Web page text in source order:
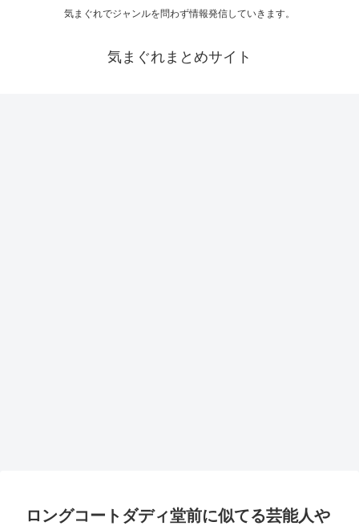
気まぐれでジャンルを問わず情報発信していきます。
気まぐれまとめサイト
ロングコートダディ堂前に似てる芸能人や